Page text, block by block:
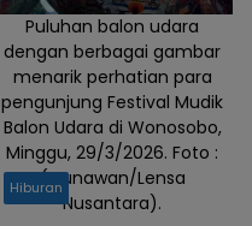
Puluhan balon udara
dengan berbagai gambar
menarik perhatian para
pengunjung Festival Mudik
Balon Udara di Wonosobo,
Minggu, 29/3/2026. Foto :
(Gunawan/Lensa
Nusantara).
Hiburan